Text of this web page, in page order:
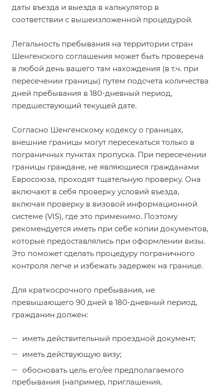
даты въезда и выезда в калькулятор в
соответствии с вышеизложенной процедурой.
Легальность пребывания на территории стран
Шенгенского соглашения может быть проверена
в любой день вашего там нахождения (в т.ч. при
пересечении границы) путем подсчета количества
дней пребывания в 180-дневный период,
предшествующий текущей дате.
Согласно Шенгенскому кодексу о границах,
внешние границы могут пересекаться только в
пограничных пунктах пропуска. При пересечении
границы граждане, не являющиеся гражданами
Евросоюза, проходят тщательную проверку. Она
включают в себя проверку условий въезда,
включая проверку в визовой информационной
системе (VIS), где это применимо. Поэтому
рекомендуется иметь при себе копии документов,
которые предоставлялись при оформлении визы.
Это поможет сделать процедуру пограничного
контроля легче и избежать задержек на границе.
Для краткосрочного пребывания, не
превышающего 90 дней в 180-дневный период,
гражданин должен:
иметь действительный проездной документ;
иметь действующую визу;
обосновать цель его/ее предполагаемого
пребывания (например, приглашения,